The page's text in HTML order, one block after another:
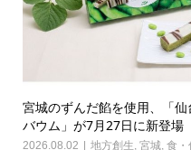
宮城のずんだ餡を使用、「
バウム」が7月27日に新登場
2026.08.02 地方創生, 宮城, 食・